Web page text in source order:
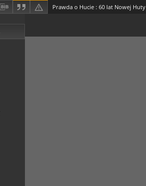
Prawda o Hucie : 60 lat Nowej Huty